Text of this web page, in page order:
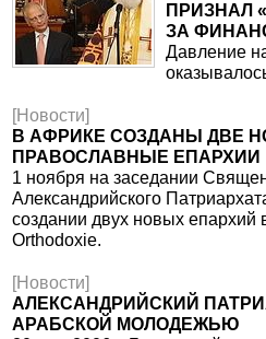
ПРИЗНАЛ
ЗА
Давление
[Новости]
В АФРИКЕ СОЗДАНЫ ДВЕ
ПРАВОСЛАВНЫЕ ЕПАРХИИ
1 ноября на заседании
Александрийского
создании двух новых епархий
Orthodoxie.
[Новости]
АЛЕКСАНДРИЙСКИЙ
АРАБСКОЙ МОЛОДЕЖЬЮ